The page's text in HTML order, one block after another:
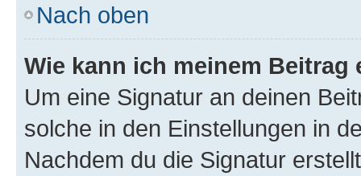
Nach oben
Wie kann ich meinem
Um eine Signatur an deinen
solche in den Einstellungen in
Nachdem du die Signatur